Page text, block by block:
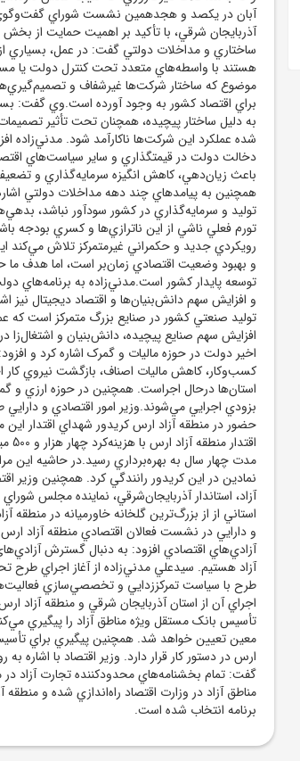
آبان در يکصد و هجدهمين نشست شوراي
آذربايجان شرقي، با تأکيد بر اهميت حمايت از
ساختاري و مداخلات دولتي گفت: در عمل،
هستند با واسطه‌هاي متعدد تحت کنترل دولت يا
موضوع که ساختار شرکت‌ها غيرشفاف و
براي اقتصاد کشور به وجود آورده است.وي گفت:
به دليل ساختار پيچيده، همچنان تحت تأثير
شده عملکرد اين شرکت‌ها ناکارآمد شود. مدني‌زاده
دخالت دولت در قيمتگذاري و ساير سياست‌هاي
باعث زيان‌دهي، کاهش انگيزه سرمايه‌گذاري و
همچنين به پيامدهاي چند دهه مداخلات دولتي
توليد و سرمايه‌گذاري در کشور سودآور نباشد،
تورم فعلي ناشي از اين ناترازي‌ها و کسري بودجه
رويکردي جديد و حکمراني غيرمتمرکز تلاش مي‌کند
و بهبود وضعيت اقتصادي زمان‌بر است، اما هدف
توسعه پايدار کشور است.مدني‌زاده به برنامه‌هاي
و افزايش سهم دانش‌بنيان‌ها و اقتصاد ديجيتال نيز
توليد صنعتي کشور در صنايع بزرگ متمرکز است که
افزايش سهم صنايع پيچيده، دانش‌بنيان و
اخير دولت در حوزه ماليات و گمرک اشاره کرد و
کسب‌وکار، کاهش ماليات اصناف، بازگشت نيروي کار
استان‌ها درحال اجراست. همچنين در حوزه ارزي و
بزودي اجرايي مي‌شوند.وزير امور اقتصادي و
حضور در منطقه آزاد ارس کريدور شهداي اقتدار اين
مدت چهار سال به بهره‌برداري رسيد.در حاشيه اين
نمادين در اين کريدور رانندگي کرد. همچنين وزير
آزاد، استاندار آذربايجان‌شرقي، نماينده مجلس
استاني از از بزرگ‌ترين گلخانه خاورميانه در منطقه
و دارايي در نشست فعالان اقتصادي منطقه آزاد
آزادي‌هاي اقتصادي افزود: به دنبال گسترش
آزاد هستيم. سيدعلي مدني‌زاده از آغاز اجراي طرح
طرح با سياست تمرکززدايي و تخصصي‌سازي
اجراي آن از استان آذربايجان شرقي و منطقه آزاد
تأسيس بانک مستقل ويژه مناطق آزاد را پيگيري
معين تعيين خواهد شد. همچنين پيگيري براي
ارس در دستور کار قرار دارد. وزير اقتصاد با اشاره
گفت: تمام بخشنامه‌هاي محدودکننده تجارت آزاد
مناطق آزاد در وزارت اقتصاد راه‌اندازي شده و منطقه
برنامه انتخاب شده است.